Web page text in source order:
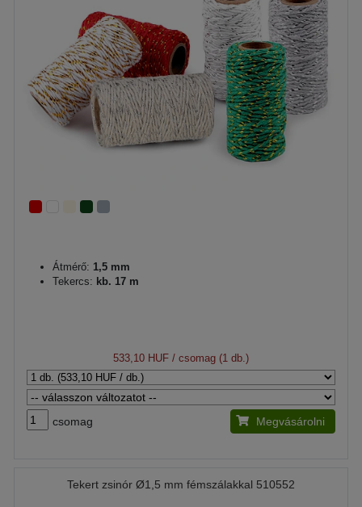
Átmérő: 1,5 mm
Tekercs: kb. 17 m
533,10 HUF / csomag (1 db.)
csomag Megvásárolni
Tekert zsinór Ø1,5 mm fémszálakkal 510552